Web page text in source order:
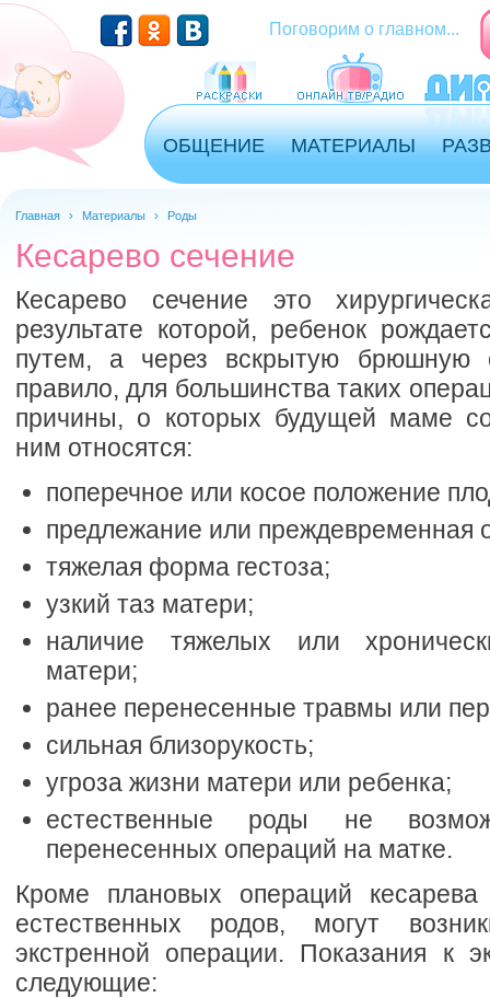
Перейти к основному содержанию
Поговорим о главном...
ОБЩЕНИЕ МАТЕРИАЛЫ
Главная › Материалы › Роды
Кесарево сечение
Кесарево сечение это
результате которой, ребенок
путем, а через вскрытую брюшную
правило, для большинства таких
причины, о которых будущей маме
ним относятся:
поперечное или косое положение
предлежание или преждевременная
тяжелая форма гестоза;
узкий таз матери;
наличие тяжелых или
матери;
ранее перенесенные травмы или
сильная близорукость;
угроза жизни матери или ребенка;
естественные роды не
перенесенных операций на матке.
Кроме плановых операций
естественных родов, могут
экстренной операции. Показания к
следующие: